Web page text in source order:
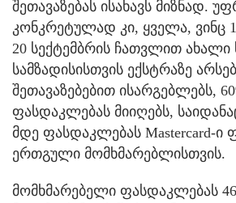
შეთავაზებას ისახავს მიზნად.
კონკრეტულად კი, ყველა, ვინც
20 სექტემბრის ჩათვლით
სამზადისისთვის ექსტრაზე
შეთავაზებებით ისარგებლებს,
ფასდაკლებას მიიღებს,
მდე ფასდაკლებას Mastercard-ი
ერთგული მომხმარებლისთვის.
მომხმარებელი ფასდაკლებას